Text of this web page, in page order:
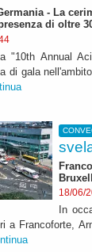
- La
di oltre
"10th Annual
di gala
18/06/
In
a Francoforte,